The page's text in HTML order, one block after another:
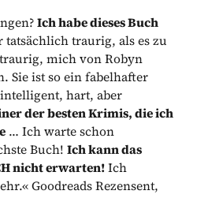
Ich habe dieses Buch
tatsächlich traurig, als es zu
mich von Robyn
Sie ist so ein fabelhafter
hart, aber
der besten Krimis, die ich
… Ich warte schon
Buch!Ich kann das
nicht erwarten!Ich
Goodreads Rezensent,